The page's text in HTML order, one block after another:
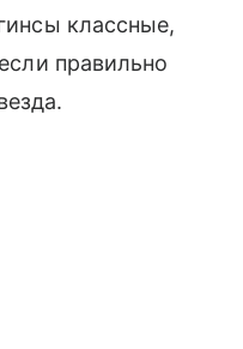
классные,
правильно